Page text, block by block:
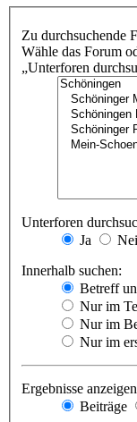
Zu durchsuchende
Wähle das Forum
„Unterforen
Unterforen
Ja
Innerhalb suchen:
Betreff
Nur im
Nur im
Nur im
Ergebnisse
Beiträge